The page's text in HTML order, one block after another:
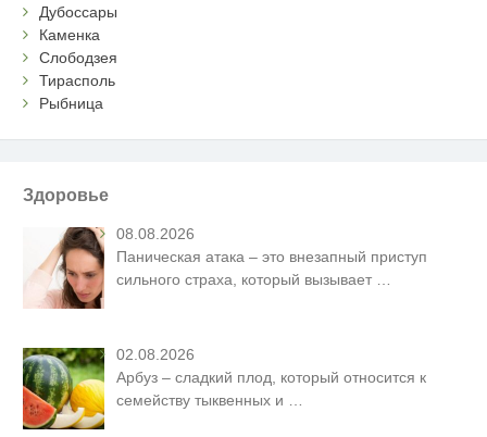
Дубоссары
Каменка
Слободзея
Тирасполь
Рыбница
Здоровье
08.08.2026
Паническая атака – это внезапный приступ
сильного страха, который вызывает
02.08.2026
Арбуз – сладкий плод, который относится к
семейству тыквенных и